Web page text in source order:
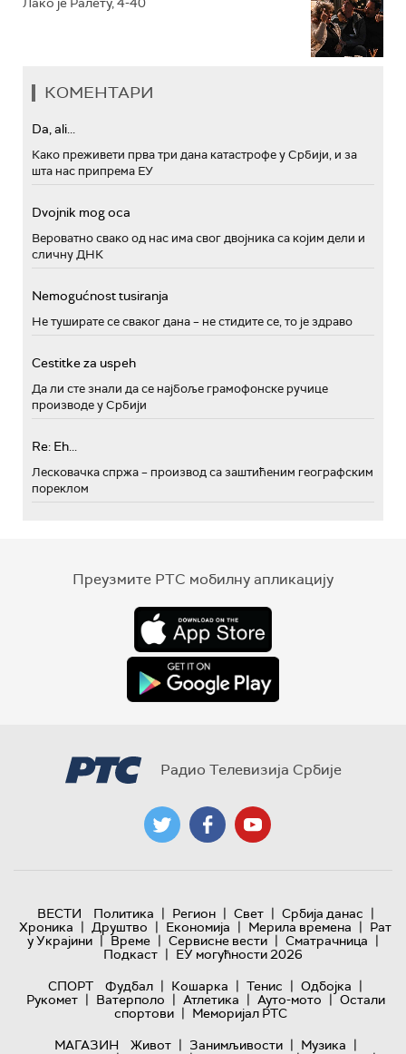
КОМЕНТАРИ
Da, ali...
Како преживети прва три дана катастрофе у Србији, и за
шта нас припрема ЕУ
Dvojnik mog oca
Вероватно свако од нас има свог двојника са којим дели и
сличну ДНК
Nemogućnost tusiranja
Не туширате се сваког дана – не стидите се, то је здраво
Cestitke za uspeh
Да ли сте знали да се најбоље грамофонске ручице
производе у Србији
Re: Eh...
Лесковачка спржа – производ са заштићеним географским
пореклом
Преузмите РТС мобилну апликацију
Радио Телевизија Србије
ВЕСТИ Политика | Регион | Свет | Србија данас |
Хроника | Друштво | Економија | Мерила времена | Рат
у Украјини | Време | Сервисне вести | Сматрачница |
Подкаст | ЕУ могућности 2026
СПОРТ
Фудбал | Кошарка | Тенис | Одбојка |
Рукомет | Ватерполо | Атлетика | Ауто-мото | Остали
спортови | Меморијал РТС
МАГАЗИН
Живот | Занимљивости | Музика |